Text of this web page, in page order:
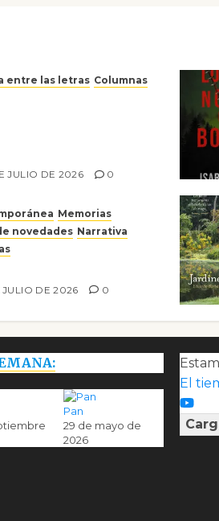
entre las letras Columnas
JULIO DE 2026 0
Memorias
novedades Narrativa
JULIO DE 2026 0
Pan
29 de mayo de
2026
El